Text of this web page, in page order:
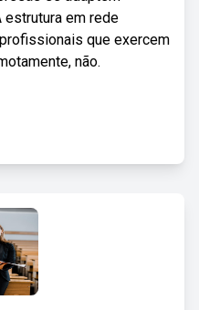
estrutura em rede
que exercem
não.